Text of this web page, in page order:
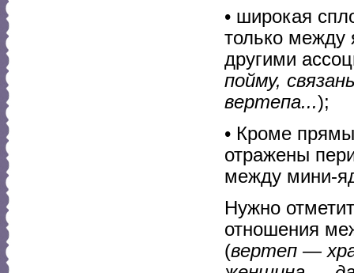
• широкая
только
другими
пойму,
вертепа...);
• Кроме
отражены
между мини-
Нужно
отношения
(вертеп —